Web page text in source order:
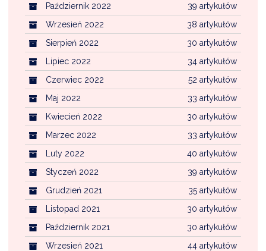
39 artykułów
Październik 2022
38 artykułów
Wrzesień 2022
30 artykułów
Sierpień 2022
34 artykułów
Lipiec 2022
52 artykułów
Czerwiec 2022
33 artykułów
Maj 2022
30 artykułów
Kwiecień 2022
33 artykułów
Marzec 2022
40 artykułów
Luty 2022
39 artykułów
Styczeń 2022
35 artykułów
Grudzień 2021
30 artykułów
Listopad 2021
30 artykułów
Październik 2021
44 artykułów
Wrzesień 2021